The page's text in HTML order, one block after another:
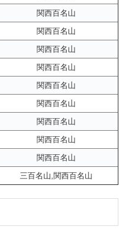
関西百名山
関西百名山
関西百名山
関西百名山
関西百名山
関西百名山
関西百名山
関西百名山
関西百名山
三百名山,関西百名山